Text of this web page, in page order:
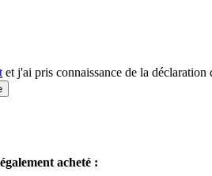
et j'ai pris connaissance de la déclaration
acheté :